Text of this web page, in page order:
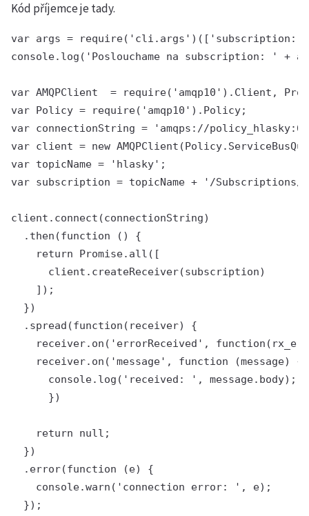
Kód příjemce je tady.
var args =
console.log('Poslouchame na subscription: ' +
var AMQPClient  = require('amqp10').Client,
var Policy = require('amqp10').Policy;
var connectionString = 'amqps://
var client = new
var topicName = 'hlasky';
var subscription = topicName + '/
client.connect(connectionString)
  .then(function () {
    return Promise.all([
      client.createReceiver(subscription)
    ]);
  })
  .spread(function(receiver) {
receiver.on('errorReceived',
    receiver.on('message', function (message) {
      console.log('received: ', message.body);
      })
    return null;
  })
  .error(function (e) {
    console.warn('connection error: ', e);
  });